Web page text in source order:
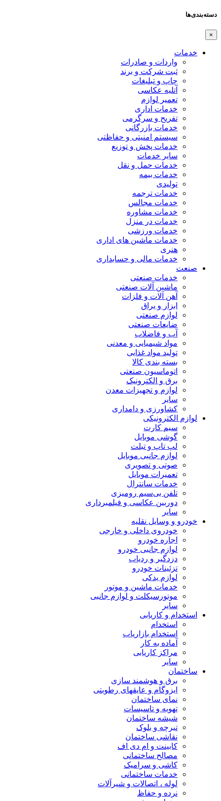
دسته‌بندی‌ها
×
خدمات
واردات و صادرات
ثبت شرکت و برند
چاپ و تبلیغات
آتلیه عکاسی
تعمیر لوازم
خدمات اداری
تفریح و سرگرمی
خدمات بازرگانی
سیستم امنیتی و حفاظتی
خدمات پخش و توزیع
سایر خدمات
خدمات حمل و نقل
خدمات بیمه
تولیدی
خدمات ترجمه
خدمات مجالس
خدمات مشاوره
خدمات در منزل
خدمات ورزشی
خدمات ماشین های اداری
هنری
خدمات مالی و حسابداری
صنعت
خدمات صنعتی
ماشین آلات صنعتی
آهن آلات و فلزات
ابزار و یراق
لوازم صنعتی
ضایعات صنعتی
آب و فاضلاب
مواد شیمیایی و معدنی
تولید مواد غذایی
بسته بندی کالا
اتوماسیون صنعتی
برق و الکترونیک
لوازم و تجهیزات معدن
سایر
کشاورزی و دامداری
لوازم الکترونیکی
سیم کارت
گوشی موبایل
لپ تاپ و تبلت
لوازم جانبی موبایل
صوتی و تصویری
تعمیرات موبایل
خدمات سانترال
تلفن بی‌سیم رومیزی
دوربین عکاسی و فیلمبرداری
سایر
خودرو و وسایل نقلیه
خودروی داخلی و خارجی
اجاره خودرو
لوازم جانبی خودرو
دزدگیر و ردیاب
تزئینات خودرو
لوازم یدکی
خدمات ماشین و موتور
موتورسیکلت و لوازم جانبی
سایر
استخدام و کاریابی
استخدام
استخدام بازاریاب
آماده به کار
مراکز کاریابی
سایر
ساختمان
برق و هوشمند سازی
ایزوگام و عایقهای رطوبتی
نمای ساختمان
تهویه و تاسیسات
شیشه ساختمان
تیرچه و بلوک
نقاشی ساختمان
کابینت و ام دی اف
مصالح ساختمانی
کاشی و سرامیک
خدمات ساختمانی
لوله ، اتصالات و شیرآلات
نرده و حفاظ